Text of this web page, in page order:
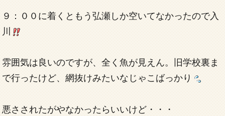
９：００に着くともう弘瀬しか空いてなかったので入
川
雰囲気は良いのですが、全く魚が見えん。旧学校裏ま
で行ったけど、網抜けみたいなじゃこばっかり
悪さされたがやなかったらいいけど・・・